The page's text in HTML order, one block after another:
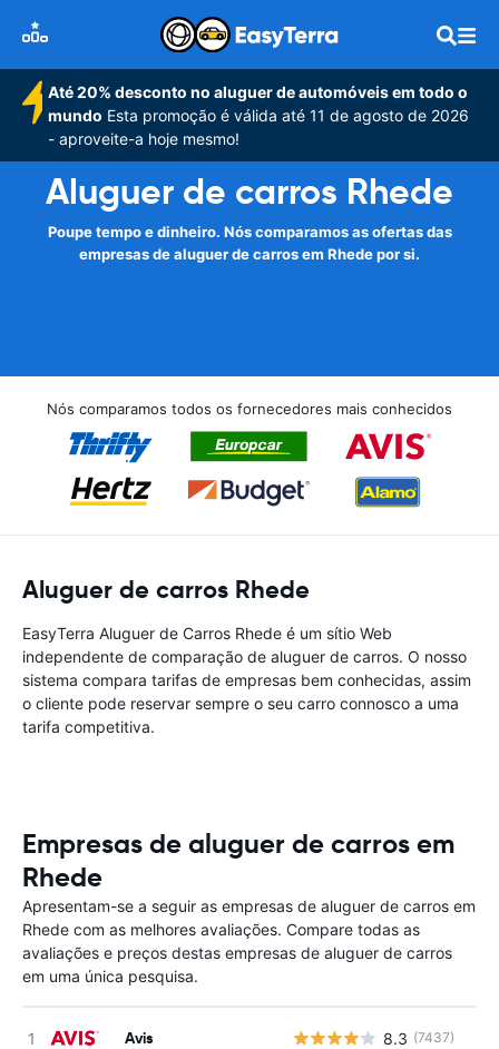
Até 20% desconto no aluguer de automóveis em todo o
mundo Esta promoção é válida até 11 de agosto de 2026
- aproveite-a hoje mesmo!
Aluguer de carros Rhede
Poupe tempo e dinheiro. Nós comparamos as ofertas das
empresas de aluguer de carros em Rhede por si.
Nós comparamos todos os fornecedores mais conhecidos
Aluguer de carros Rhede
EasyTerra Aluguer de Carros Rhede é um sítio Web
independente de comparação de aluguer de carros. O nosso
sistema compara tarifas de empresas bem conhecidas, assim
o cliente pode reservar sempre o seu carro connosco a uma
tarifa competitiva.
Empresas de aluguer de carros em
Rhede
Apresentam-se a seguir as empresas de aluguer de carros em
Rhede com as melhores avaliações. Compare todas as
avaliações e preços destas empresas de aluguer de carros
em uma única pesquisa.
Avis 8.3 (7437)